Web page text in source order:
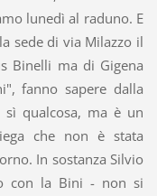
lunedì al raduno. E
sede di via Milazzo il
Binelli ma di Gigena
fanno sapere dalla
sì qualcosa, ma è un
che non è stata
In sostanza Silvio
con la Bini - non si